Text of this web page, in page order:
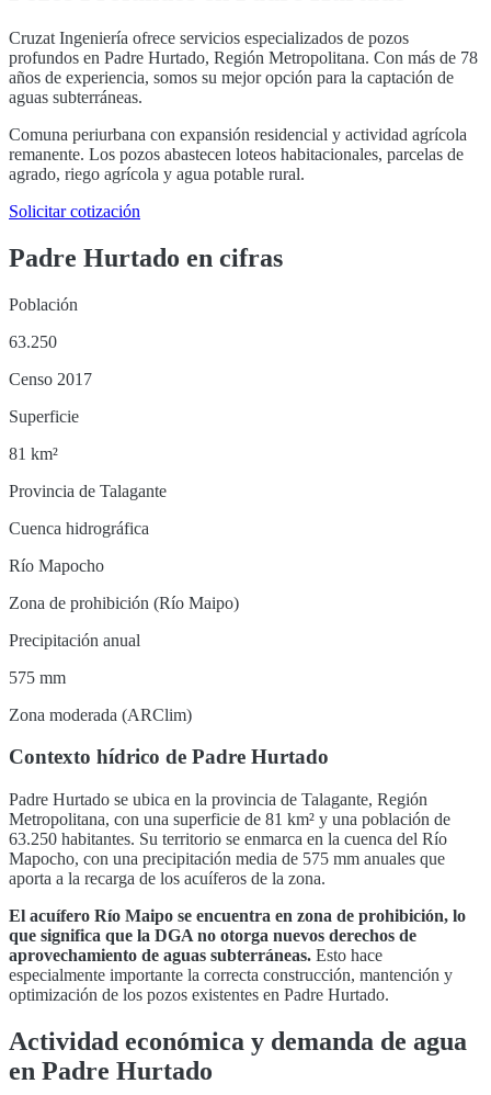
Cruzat Ingeniería ofrece servicios especializados de pozos
profundos en Padre Hurtado, Región Metropolitana. Con más de 78
años de experiencia, somos su mejor opción para la captación de
aguas subterráneas.
Comuna periurbana con expansión residencial y actividad agrícola
remanente. Los pozos abastecen loteos habitacionales, parcelas de
agrado, riego agrícola y agua potable rural.
Solicitar cotización
Padre Hurtado en cifras
Población
63.250
Censo 2017
Superficie
81 km²
Provincia de Talagante
Cuenca hidrográfica
Río Mapocho
Zona de prohibición (Río Maipo)
Precipitación anual
575 mm
Zona moderada (ARClim)
Contexto hídrico de Padre Hurtado
Padre Hurtado se ubica en la provincia de Talagante, Región
Metropolitana, con una superficie de 81 km² y una población de
63.250 habitantes. Su territorio se enmarca en la cuenca del Río
Mapocho, con una precipitación media de 575 mm anuales que
aporta a la recarga de los acuíferos de la zona.
El acuífero Río Maipo se encuentra en zona de prohibición, lo
que significa que la DGA no otorga nuevos derechos de
aprovechamiento de aguas subterráneas. Esto hace
especialmente importante la correcta construcción, mantención y
optimización de los pozos existentes en Padre Hurtado.
Actividad económica y demanda de agua
en Padre Hurtado